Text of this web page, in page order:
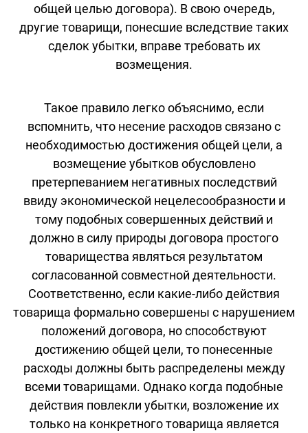
общей целью договора). В свою очередь,
другие товарищи, понесшие вследствие таких
сделок убытки, вправе требовать их
возмещения.
Такое правило легко объяснимо, если
вспомнить, что несение расходов связано с
необходимостью достижения общей цели, а
возмещение убытков обусловлено
претерпеванием негативных последствий
ввиду экономической нецелесообразности и
тому подобных совершенных действий и
должно в силу природы договора простого
товарищества являться результатом
согласованной совместной деятельности.
Соответственно, если какие-либо действия
товарища формально совершены с нарушением
положений договора, но способствуют
достижению общей цели, то понесенные
расходы должны быть распределены между
всеми товарищами. Однако когда подобные
действия повлекли убытки, возложение их
только на конкретного товарища является